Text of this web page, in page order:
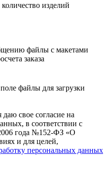
изделий
файлы с макетами
заказа
файлы для загрузки
свое согласие на
в соответствии с
года №152-ФЗ «О
и для целей,
персональных данных